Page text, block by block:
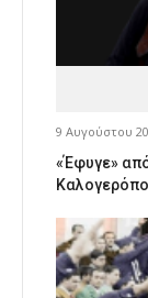
9 Αυγούστου
«Έφυγε»